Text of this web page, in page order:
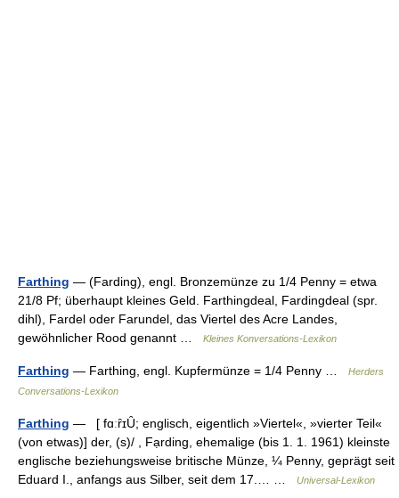
Farthing — (Farding), engl. Bronzemünze zu 1/4 Penny = etwa
21/8 Pf; überhaupt kleines Geld. Farthingdeal, Fardingdeal (spr.
dihl), Fardel oder Farundel, das Viertel des Acre Landes,
gewöhnlicher Rood genannt …
Kleines Konversations-Lexikon
Farthing — Farthing, engl. Kupfermünze = 1/4 Penny …
Herders
Conversations-Lexikon
Farthing — [ fɑːȓɪȖ; englisch, eigentlich »Viertel«, »vierter Teil«
(von etwas)] der, (s)/ , Fạrding, ehemalige (bis 1. 1. 1961) kleinste
englische beziehungsweise britische Münze, ¼ Penny, geprägt seit
Eduard I., anfangs aus Silber, seit dem 17.… …
Universal-Lexikon